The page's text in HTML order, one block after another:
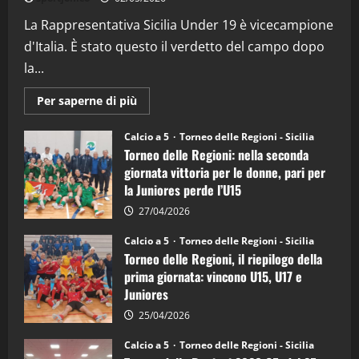
08/04/2026
La Rappresentativa Sicilia Under 19 è vicecampione
d'Italia. È stato questo il verdetto del campo dopo
la...
Per saperne di più
informazioni
Torneo
delle
Regioni
di
calcio
a
5:
la
Juniores
è
vicecampione
d’Italia
Calcio a 5 Torneo delle Regioni - Sicilia
Torneo delle Regioni: nella seconda
giornata vittoria per le donne, pari per
la Juniores perde l’U15
27/04/2026
Calcio a 5 Torneo delle Regioni - Sicilia
Torneo delle Regioni, il riepilogo della
prima giornata: vincono U15, U17 e
Juniores
25/04/2026
Calcio a 5 Torneo delle Regioni - Sicilia